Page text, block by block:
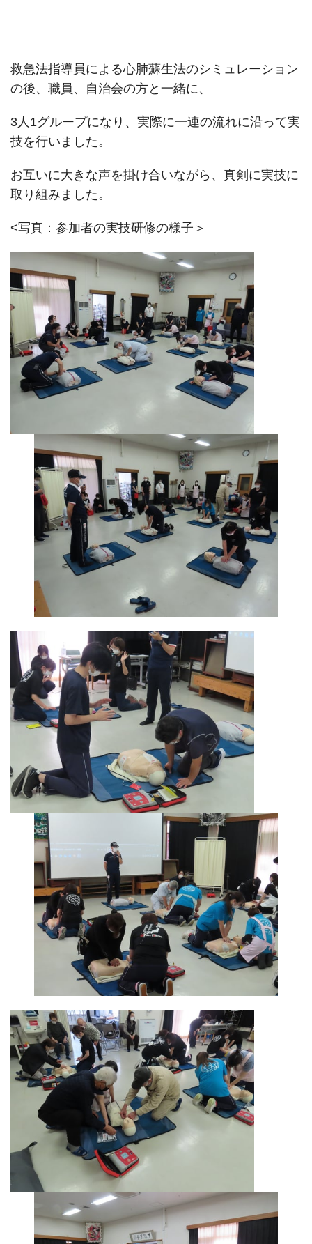
救急法指導員による心肺蘇生法のシミュレーション
の後、職員、自治会の方と一緒に、
3人1グループになり、実際に一連の流れに沿って実
技を行いました。
お互いに大きな声を掛け合いながら、真剣に実技に
取り組みました。
<写真：参加者の実技研修の様子＞